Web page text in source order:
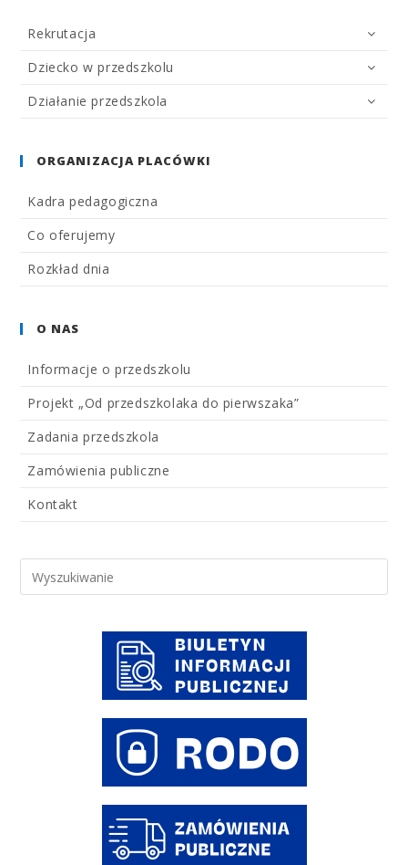
Rekrutacja
Dziecko w przedszkolu
Działanie przedszkola
ORGANIZACJA PLACÓWKI
Kadra pedagogiczna
Co oferujemy
Rozkład dnia
O NAS
Informacje o przedszkolu
Projekt „Od przedszkolaka do pierwszaka”
Zadania przedszkola
Zamówienia publiczne
Kontakt